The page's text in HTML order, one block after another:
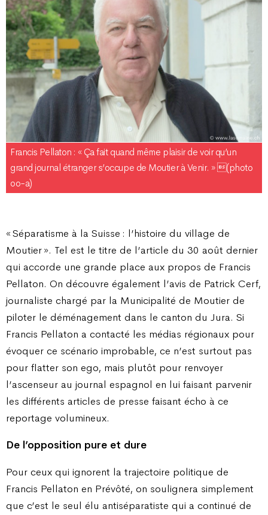
Francis Pellaton : « Ça fait quand même plaisir de voir qu’un
grand journal étranger s’occupe de Moutier à Venir. » (photo
oo-a)
« Séparatisme à la Suisse : l’histoire du village de
Moutier ». Tel est le titre de l’article du 30 août dernier
qui accorde une grande place aux propos de Francis
Pellaton. On découvre également l’avis de Patrick Cerf,
journaliste chargé par la Municipalité de Moutier de
piloter le déménagement dans le canton du Jura. Si
Francis Pellaton a contacté les médias régionaux pour
évoquer ce scénario improbable, ce n’est surtout pas
pour flatter son ego, mais plutôt pour renvoyer
l’ascenseur au journal espagnol en lui faisant parvenir
les différents articles de presse faisant écho à ce
reportage volumineux.
De l’opposition pure et dure
Pour ceux qui ignorent la trajectoire politique de
Francis Pellaton en Prévôté, on soulignera simplement
que c’est le seul élu antiséparatiste qui a continué de